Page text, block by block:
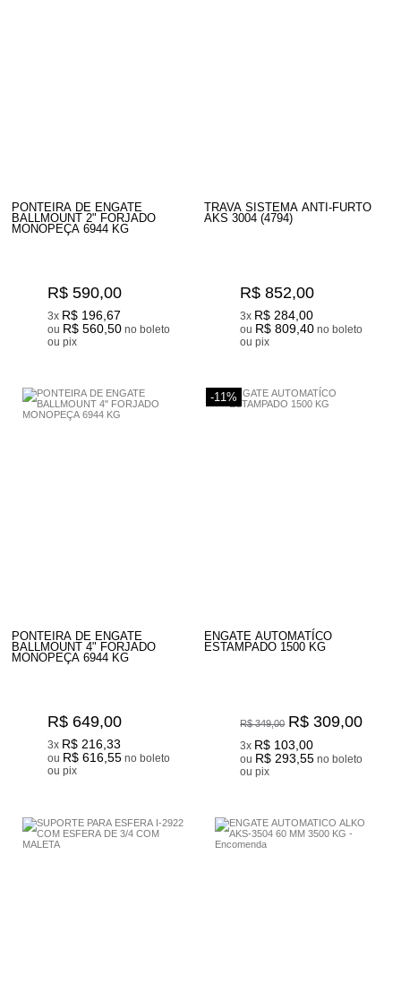
PONTEIRA DE ENGATE
BALLMOUNT 2" FORJADO
MONOPEÇA 6944 KG
R$ 590,00
3x R$ 196,67
ou R$ 560,50 no boleto
ou pix
TRAVA SISTEMA ANTI-FURTO
AKS 3004 (4794)
R$ 852,00
3x R$ 284,00
ou R$ 809,40 no boleto
ou pix
PONTEIRA DE ENGATE
BALLMOUNT 4" FORJADO
MONOPEÇA 6944 KG
R$ 649,00
3x R$ 216,33
ou R$ 616,55 no boleto
ou pix
-11%
ENGATE AUTOMATÍCO
ESTAMPADO 1500 KG
R$ 349,00 R$ 309,00
3x R$ 103,00
ou R$ 293,55 no boleto
ou pix